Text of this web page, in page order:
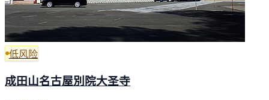
低风险
成田山名古屋別院大圣寺